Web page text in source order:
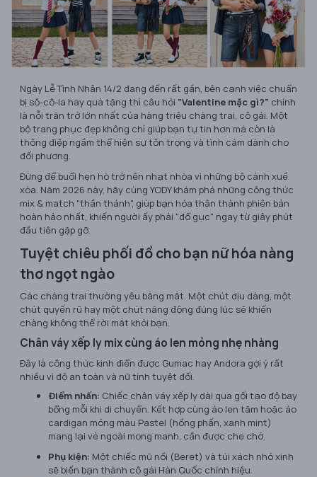
Ngày Lễ Tình Nhân 14/2 đang đến rất gần, bên cạnh việc chuẩn
bị sô-cô-la hay quà tặng thì câu hỏi "Valentine mặc gì?" chính
là nỗi trăn trở lớn nhất của hàng triệu chàng trai, cô gái. Một
bộ trang phục đẹp không chỉ giúp bạn tự tin hơn mà còn là
thông điệp ngầm thể hiện sự tôn trọng và tình cảm dành cho
đối phương.
Đừng để buổi hẹn hò trở nên nhạt nhòa vì những bộ cánh xuề
xòa. Năm 2026 này, hãy cùng YODY khám phá những công thức
mix & match "thần thánh", giúp bạn hóa thân thành phiên bản
hoàn hảo nhất, khiến người ấy phải "đổ gục" ngay từ giây phút
đầu tiên gặp gỡ.
Tuyệt chiêu phối đồ cho bạn nữ hóa nàng
thơ ngọt ngào
Các chàng trai thường yêu bằng mắt. Một chút dịu dàng, một
chút quyến rũ hay một chút năng động đúng lúc sẽ khiến
chàng không thể rời mắt khỏi bạn.
Chân váy xếp ly mix cùng áo len mỏng nhẹ nhàng
Đây là công thức kinh điển được Gumac hay Andora gợi ý rất
nhiều vì độ an toàn và nữ tính tuyệt đối.
Điểm nhấn: Chiếc chân váy xếp ly dài qua gối tạo độ bay
bổng mỗi khi di chuyển. Kết hợp cùng áo len tăm hoặc áo
cardigan mỏng màu Pastel (hồng phấn, xanh mint)
mang lại vẻ ngoài mong manh, cần được che chở.
Phụ kiện: Một chiếc mũ nồi (Beret) và túi xách nhỏ xinh
sẽ biến bạn thành cô gái Hàn Quốc chính hiệu.